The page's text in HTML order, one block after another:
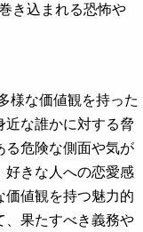
き込まれる恐怖や
様な価値観を持った
近な誰かに対する脅
る危険な側面や気が
好きな人への恋愛感
価値観を持つ魅力的
、果たすべき義務や